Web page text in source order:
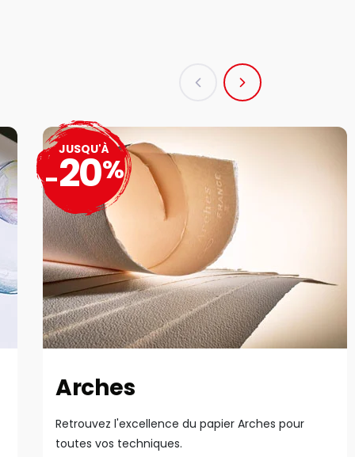
Arches
Retrouvez l'excellence du papier Arches pour
toutes vos techniques.
JUSQU'À
-20%